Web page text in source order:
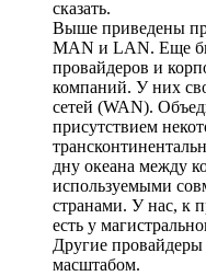
сказать.
Выше приведены
MAN и LAN. Еще
провайдеров и
компаний. У них
сетей (WAN).
присутствием
дну океана между
используемыми
странами. У нас, к
есть у
Другие
масштабом.